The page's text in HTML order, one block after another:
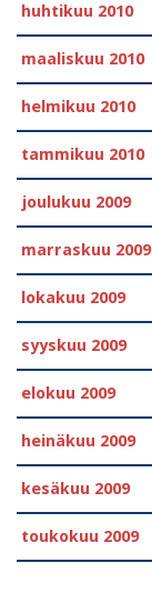
huhtikuu 2010
maaliskuu 2010
helmikuu 2010
tammikuu 2010
joulukuu 2009
marraskuu 2009
lokakuu 2009
syyskuu 2009
elokuu 2009
heinäkuu 2009
kesäkuu 2009
toukokuu 2009